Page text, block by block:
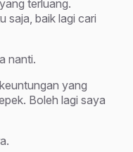
terluang.
saja, baik lagi cari
nanti.
yang
Boleh lagi saya